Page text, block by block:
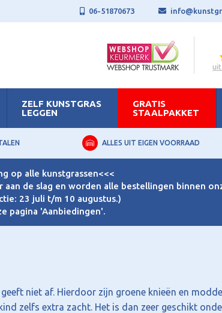
06-51870673
ZELF KUNSTGRAS
LEGGEN
GRATIS
STAALPAKKET
ALLES UIT EIGEN VOORRAAD
op alle kunstgrassen<<<
de slag en worden alle bestellingen binnen
23 juli t/m 10 augustus.)
pagina 'Aanbiedingen'.
niet af. Hierdoor zijn groene knieën en
zelfs extra zacht. Het is dan zeer geschikt